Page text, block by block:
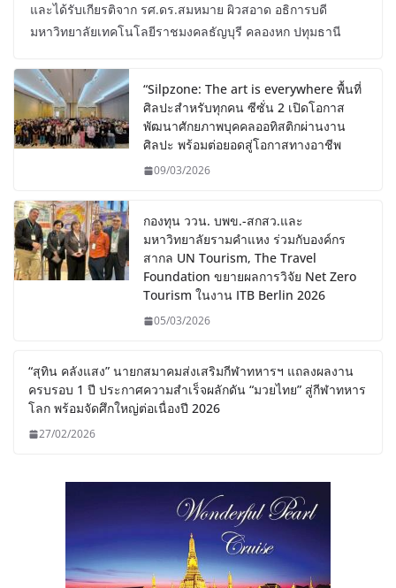
และได้รับเกียรติจาก รศ.ดร.สมหมาย ผิวสอาด อธิการบดี
มหาวิทยาลัยเทคโนโลยีราชมงคลธัญบุรี คลองหก ปทุมธานี
“Silpzone: The art is everywhere พื้นที่
ศิลปะสำหรับทุกคน ซีซั่น 2 เปิดโอกาส
พัฒนาศักยภาพบุคคลออทิสติกผ่านงาน
ศิลปะ พร้อมต่อยอดสู่โอกาสทางอาชีพ
09/03/2026
กองทุน ววน. บพข.-สกสว.และ
มหาวิทยาลัยรามคำแหง ร่วมกับองค์กร
สากล UN Tourism, The Travel
Foundation ขยายผลการวิจัย Net Zero
Tourism ในงาน ITB Berlin 2026
05/03/2026
“สุทิน คลังแสง” นายกสมาคมส่งเสริมกีฬาทหารฯ แถลงผลงาน
ครบรอบ 1 ปี ประกาศความสำเร็จผลักดัน “มวยไทย” สู่กีฬาทหาร
โลก พร้อมจัดศึกใหญ่ต่อเนื่องปี 2026
27/02/2026